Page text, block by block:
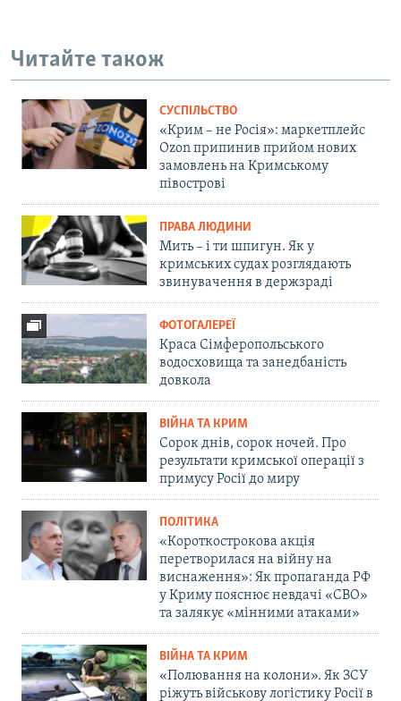
Читайте також
СУСПІЛЬСТВО
«Крим – не Росія»: маркетплейс
Ozon припинив прийом нових
замовлень на Кримському
півострові
ПРАВА ЛЮДИНИ
Мить – і ти шпигун. Як у
кримських судах розглядають
звинувачення в держзраді
ФОТОГАЛЕРЕЇ
Краса Сімферопольського
водосховища та занедбаність
довкола
ВІЙНА ТА КРИМ
Сорок днів, сорок ночей. Про
результати кримської операції з
примусу Росії до миру
ПОЛІТИКА
«Короткострокова акція
перетворилася на війну на
виснаження»: Як пропаганда РФ
у Криму пояснює невдачі «СВО»
та залякує «мінними атаками»
ВІЙНА ТА КРИМ
«Полювання на колони». Як ЗСУ
ріжуть військову логістику Росії в